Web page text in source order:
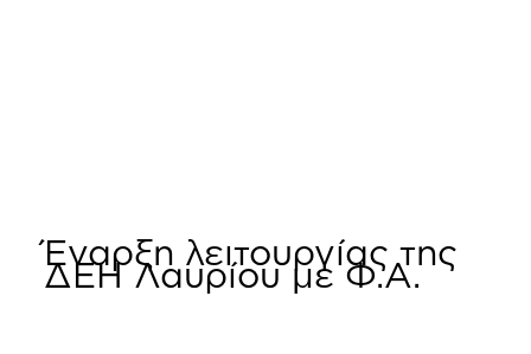
Έναρξη λειτουργίας της
ΔΕΗ Λαυρίου με Φ.Α.